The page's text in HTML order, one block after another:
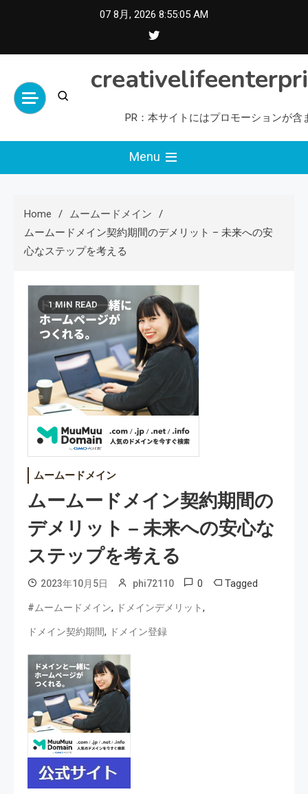
07 8月, 2026 8:55:06 AM
PR：本サイトにはプロモーションが含
Menu
Home
ムームードメイン
ムームードメイン契約期間のデメリット – 未来への安
心なステップを考える
1 MIN READ
ムームードメイン
ムームードメイン契約期間の
デメリット – 未来への安心な
ステップを考える
2023年10月5日 phi72110 0 Tagged
#ムームードメイン, ドメインデメリット,
ドメイン契約期間, ドメイン登録